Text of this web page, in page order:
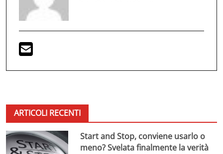
ARTICOLI RECENTI
Start and Stop, conviene usarlo o
meno? Svelata finalmente la verità